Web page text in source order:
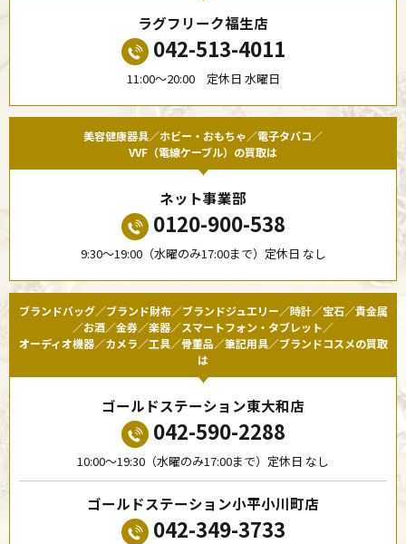
ラグフリーク福生店
042-513-4011
11:00〜20:00 定休日 水曜日
美容健康器具／ホビー・おもちゃ／電子タバコ／
VVF（電線ケーブル）の買取は
ネット事業部
0120-900-538
9:30〜19:00（水曜のみ17:00まで）定休日 なし
ブランドバッグ／ブランド財布／ブランドジュエリー／時計／宝石／貴金属
／お酒／金券／楽器／スマートフォン・タブレット／
オーディオ機器／カメラ／工具／骨董品／筆記用具／ブランドコスメの買取
は
ゴールドステーション東大和店
042-590-2288
10:00〜19:30（水曜のみ17:00まで）定休日 なし
ゴールドステーション小平小川町店
042-349-3733